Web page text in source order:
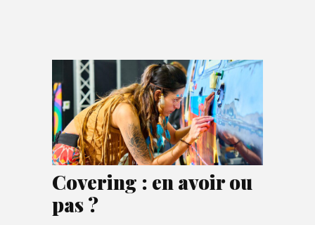
Covering : en avoir ou
pas ?